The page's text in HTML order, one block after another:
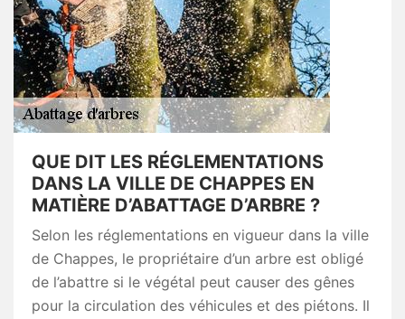
QUE DIT LES RÉGLEMENTATIONS
DANS LA VILLE DE CHAPPES EN
MATIÈRE D’ABATTAGE D’ARBRE ?
Selon les réglementations en vigueur dans la ville
de Chappes, le propriétaire d’un arbre est obligé
de l’abattre si le végétal peut causer des gênes
pour la circulation des véhicules et des piétons. Il